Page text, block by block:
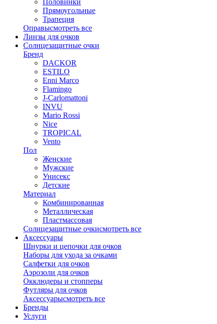
Прямоугольные
Трапеция
Оправысмотреть все
Линзы для очков
Солнцезащитные очки
Бренд
DACKOR
ESTILO
Enni Marco
Flamingo
J-Carlomattoni
INVU
Mario Rossi
Nice
TROPICAL
Vento
Пол
Женские
Мужские
Унисекс
Детские
Материал
Комбинированная
Металлическая
Пластмассовая
Солнцезащитные очкисмотреть все
Аксессуары
Шнурки и цепочки для очков
Наборы для ухода за очками
Салфетки для очков
Аэрозоли для очков
Окклюдеры и стопперы
Футляры для очков
Аксессуарысмотреть все
Бренды
Услуги